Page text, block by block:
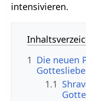
intensivieren.
1 Die neuen
Gottesliebe
1.1